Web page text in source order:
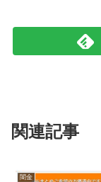
関連記事
闇金